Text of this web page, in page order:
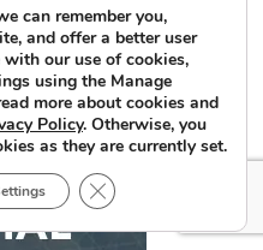
can remember you,
and offer a better user
with our use of cookies,
using the Manage
more about cookies and
Policy. Otherwise, you
as they are currently set.
Close GDPR Cookie